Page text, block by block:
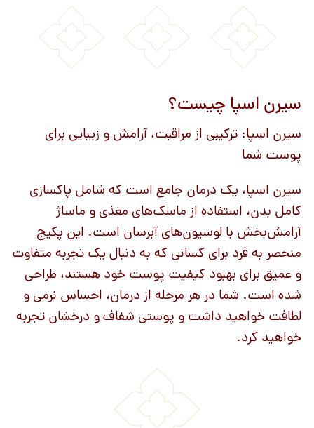
سیرن اسپا چیست؟
سیرن اسپا: ترکیبی از مراقبت، آرامش و زیبایی برای
پوست شما
سیرن اسپا، یک درمان جامع است که شامل پاکسازی
کامل بدن، استفاده از ماسک‌های مغذی و ماساژ
آرامش‌بخش با لوسیون‌های آبرسان است. این پکیج
منحصر به فرد برای کسانی که به دنبال یک تجربه متفاوت
و عمیق برای بهبود کیفیت پوست خود هستند، طراحی
شده است. شما در هر مرحله از درمان، احساس نرمی و
لطافت خواهید داشت و پوستی شفاف و درخشان تجربه
خواهید کرد.